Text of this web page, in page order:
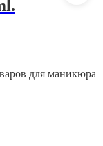
для маникюра